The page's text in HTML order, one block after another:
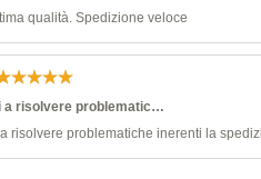
qualità. Spedizione veloce
a risolvere problematic…
risolvere problematiche inerenti la